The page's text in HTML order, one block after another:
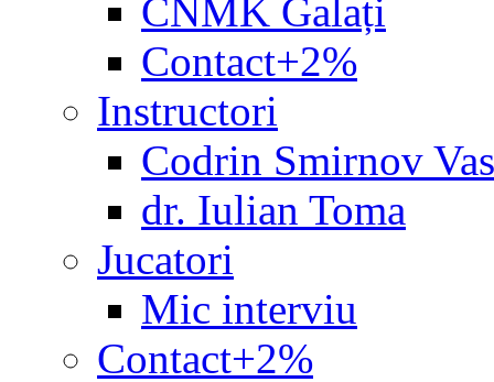
CNMK Galați
Contact+2%
Instructori
Codrin Smirnov
dr. Iulian Toma
Jucatori
Mic interviu
Contact+2%